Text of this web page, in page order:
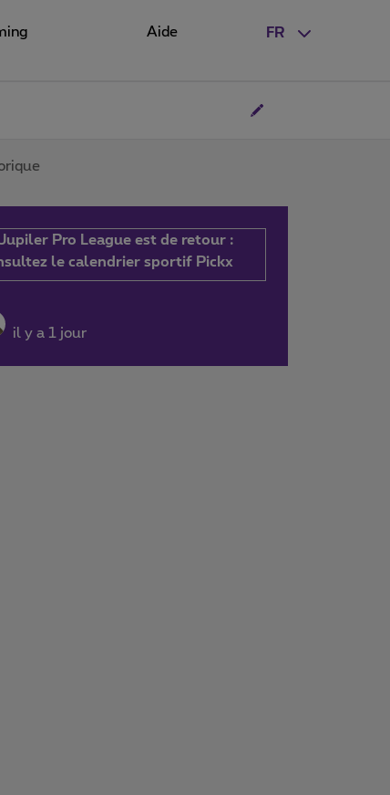
FR
Aide
Jupiler Pro League est de retour :
le calendrier sportif Pickx
il y a 1 jour